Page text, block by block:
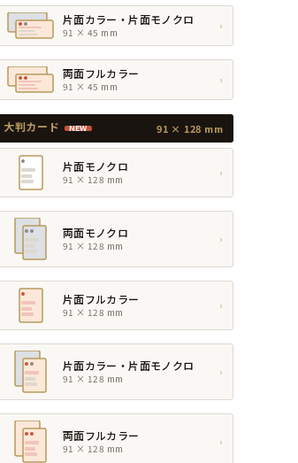
片面カラー・片面モノクロ
91 × 45 mm
›
両面フルカラー
91 × 45 mm
›
大判カード NEW 91 × 128 mm
片面モノクロ
91 × 128 mm
›
両面モノクロ
91 × 128 mm
›
片面フルカラー
91 × 128 mm
›
片面カラー・片面モノクロ
91 × 128 mm
›
両面フルカラー
91 × 128 mm
›